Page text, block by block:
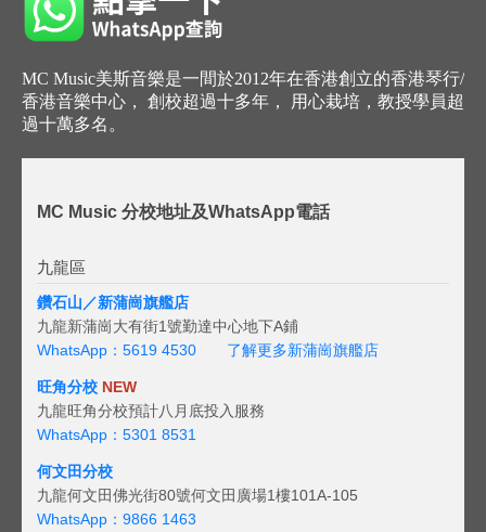
MC Music美斯音樂是一間於2012年在香港創立的香港琴行/
香港音樂中心， 創校超過十多年， 用心栽培，教授學員超
過十萬多名。
MC Music 分校地址及WhatsApp電話
九龍區
鑽石山／新蒲崗旗艦店
九龍新蒲崗大有街1號勤達中心地下A鋪
WhatsApp：5619 4530
了解更多新蒲崗旗艦店
旺角分校 NEW
九龍旺角分校預計八月底投入服務
WhatsApp：5301 8531
何文田分校
九龍何文田佛光街80號何文田廣場1樓101A-105
WhatsApp：9866 1463